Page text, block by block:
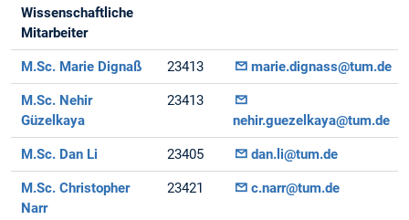
Wissenschaftliche
Mitarbeiter
M.Sc. Marie Dignaß 23413 marie.dignass@tum.de
M.Sc. Nehir
Güzelkaya
23413
nehir.guezelkaya@tum.de
M.Sc. Dan Li 23405 dan.li@tum.de
M.Sc. Christopher
Narr
23421 c.narr@tum.de